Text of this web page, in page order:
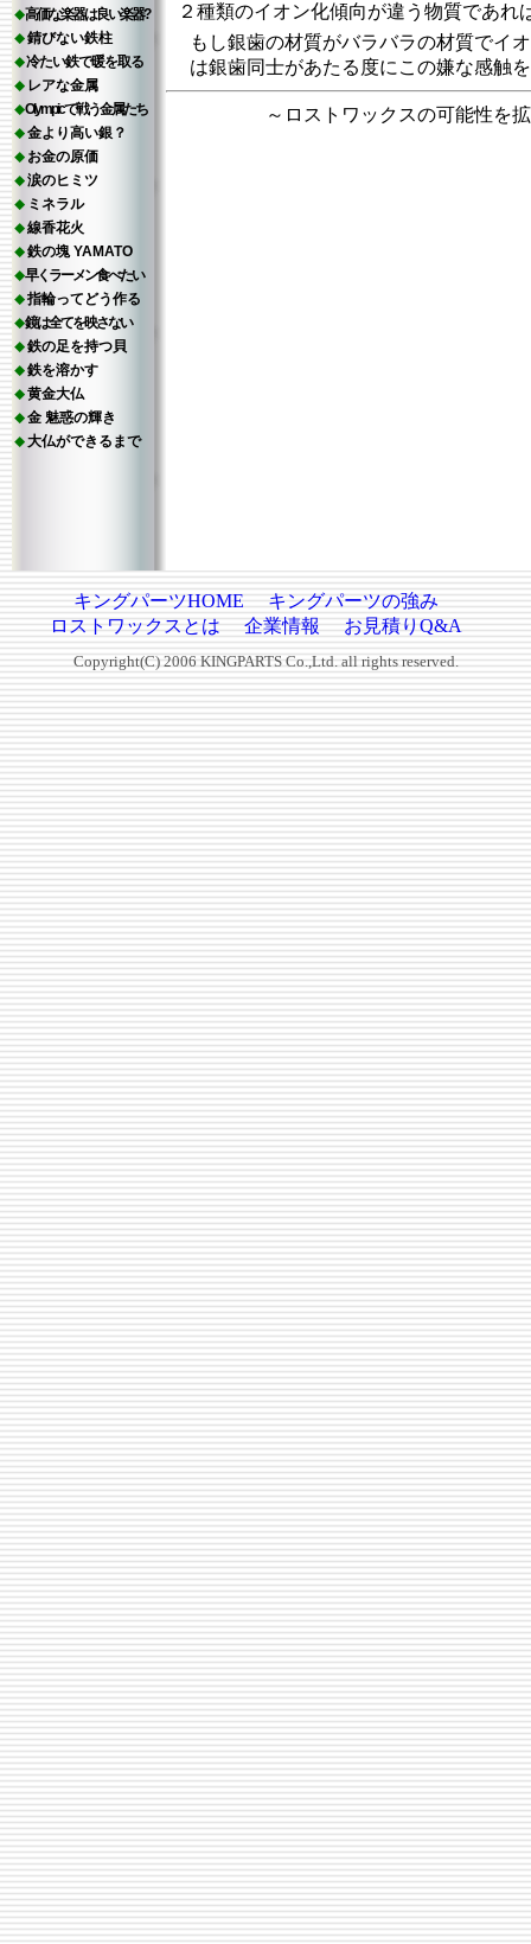
高価な楽器は良い楽器?
錆びない鉄柱
冷たい鉄で暖を取る
レアな金属
Olympicで戦う金属たち
金より高い銀？
お金の原価
涙のヒミツ
ミネラル
線香花火
鉄の塊 YAMATO
早くラーメン食べたい
指輪ってどう作る
鏡は全てを映さない
鉄の足を持つ貝
鉄を溶かす
黄金大仏
金 魅惑の輝き
大仏ができるまで
２種類のイオン化傾向が違う物質であれ
もし銀歯の材質がバラバラの材質でイ
は銀歯同士があたる度にこの嫌な感触
～ロストワックスの可能性を
キングパーツHOME
キングパーツの強み
ロストワックスとは
企業情報 お見積りQ&A
Copyright(C) 2006 KINGPARTS Co.,Ltd. all rights reserved.